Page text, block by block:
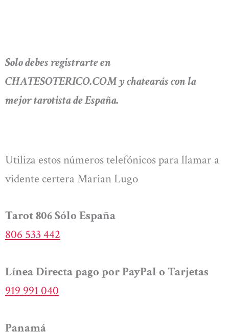
Solo debes registrarte en
CHATESOTERICO.COM y chatearás con la
mejor tarotista de España.
Utiliza estos números telefónicos para llamar a
vidente certera Marian Lugo
Tarot 806 Sólo España
806 533 442
Línea Directa pago por PayPal o Tarjetas
919 991 040
Panamá